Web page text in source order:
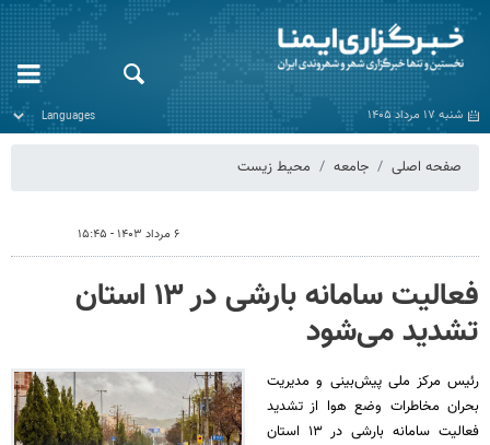
شنبه ۱۷ مرداد ۱۴۰۵
صفحه اصلی جامعه محیط زیست
۶ مرداد ۱۴۰۳ - ۱۵:۴۵
فعالیت سامانه بارشی در ۱۳ استان
تشدید می‌شود
رئیس مرکز ملی پیش‌بینی و مدیریت
بحران مخاطرات وضع هوا از تشدید
فعالیت سامانه بارشی در ۱۳ استان